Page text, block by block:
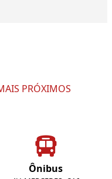
PRÓXIMOS
Ônibus